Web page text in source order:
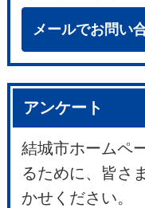
メールでお問い
アンケート
結城市ホームペ
るために、皆さ
かせください。